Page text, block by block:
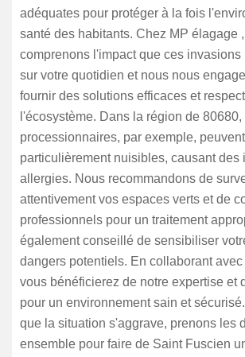
adéquates pour protéger à la fois
santé des habitants. Chez MP élagage
comprenons l'impact que ces invasions
sur votre quotidien et nous nous
fournir des solutions efficaces et
l'écosystème. Dans la région de
processionnaires, par exemple,
particulièrement nuisibles, causant des
allergies. Nous recommandons de
attentivement vos espaces verts et de
professionnels pour un traitement
également conseillé de sensibiliser
dangers potentiels. En collaborant
vous bénéficierez de notre expertise et
pour un environnement sain et
que la situation s'aggrave, prenons les
ensemble pour faire de Saint Fuscien